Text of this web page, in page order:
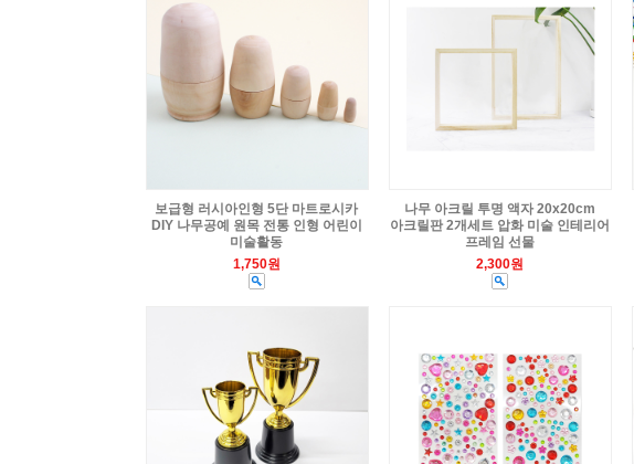
보급형 러시아인형 5단 마트로시카
DIY 나무공예 원목 전통 인형 어린이
미술활동
1,750원
나무 아크릴 투명 액자 20x20cm
아크릴판 2개세트 압화 미술 인테리어
프레임 선물
2,300원